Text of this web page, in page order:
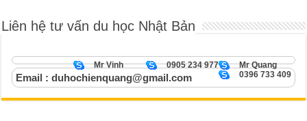
Liên hệ tư vấn du học Nhật Bản
Mr Quang
0905 234 977
Mr Vinh
0396 733 409
Email : duhochienquang@gmail.com